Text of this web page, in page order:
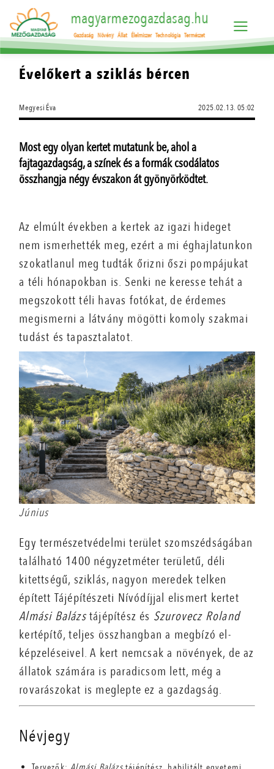
magyarmezogazdasag.hu
Gazdaság Növény Állat Élelmiszer Technológia Természet
Évelőkert a sziklás bércen
Megyesi Éva 2025.02.13. 05:02
Most egy olyan kertet mutatunk be, ahol a
fajtagazdagság, a színek és a formák csodálatos
összhangja négy évszakon át gyönyörködtet.
Az elmúlt években a kertek az igazi hideget
nem ismerhették meg, ezért a mi éghajlatunkon
szokatlanul meg tudták őrizni őszi pompájukat
a téli hónapokban is. Senki ne keresse tehát a
megszokott téli havas fotókat, de érdemes
megismerni a látvány mögötti komoly szakmai
tudást és tapasztalatot.
Június
Egy természetvédelmi terület szomszédságában
található 1400 négyzetméter területű, déli
kitettségű, sziklás, nagyon meredek telken
épített Táj­építészeti Nívódíjjal elismert kertet
Almási Balázstájépítész és Szurovecz Roland
kertépítő, teljes összhangban a megbízó el­
képzeléseivel. A kert nemcsak a növények, de az
állatok számára is paradicsom lett, még a
rovarászokat is meglepte ez a gazdagság.
Névjegy